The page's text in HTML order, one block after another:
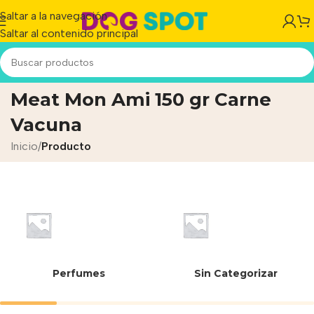
Saltar a la navegación
Saltar al contenido principal
Snack Saludable Stick Beef
Meat Mon Ami 150 gr Carne
Vacuna
Inicio/Producto
Perfumes Sin Categorizar